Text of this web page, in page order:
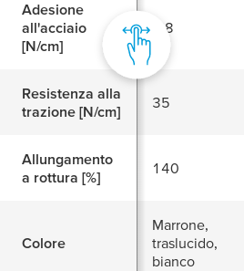
Adesione
all'acciaio
[N/cm]
2,8
Resistenza alla
trazione [N/cm]
35
Allungamento
a rottura [%]
140
Colore
Marrone,
traslucido,
bianco